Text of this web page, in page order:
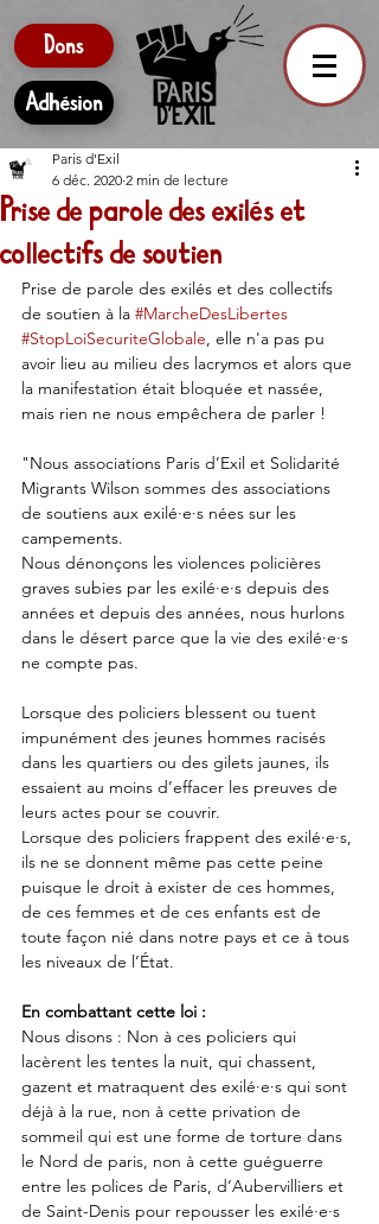
Dons
Adhésion
Prise de parole des exilés et
collectifs de soutien
Paris d'Exil
6 déc. 2020 2 min de lecture
Prise de parole des exilés et des collectifs
de soutien à la #MarcheDesLibertes
#StopLoiSecuriteGlobale, elle n'a pas pu
avoir lieu au milieu des lacrymos et alors que
la manifestation était bloquée et nassée,
mais rien ne nous empêchera de parler !
"Nous associations Paris d’Exil et Solidarité
Migrants Wilson sommes des associations
de soutiens aux exilé·e·s nées sur les
campements.
Nous dénonçons les violences policières
graves subies par les exilé·e·s depuis des
années et depuis des années, nous hurlons
dans le désert parce que la vie des exilé·e·s
ne compte pas.
Lorsque des policiers blessent ou tuent
impunément des jeunes hommes racisés
dans les quartiers ou des gilets jaunes, ils
essaient au moins d’effacer les preuves de
leurs actes pour se couvrir.
Lorsque des policiers frappent des exilé·e·s,
ils ne se donnent même pas cette peine
puisque le droit à exister de ces hommes,
de ces femmes et de ces enfants est de
toute façon nié dans notre pays et ce à tous
les niveaux de l’État.
En combattant cette loi :
Nous disons : Non à ces policiers qui
lacèrent les tentes la nuit, qui chassent,
gazent et matraquent des exilé·e·s qui sont
déjà à la rue, non à cette privation de
sommeil qui est une forme de torture dans
le Nord de paris, non à cette guéguerre
entre les polices de Paris, d‘Aubervilliers et
de Saint-Denis pour repousser les exilé·e·s